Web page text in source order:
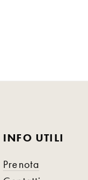
INFO UTILI
Prenota